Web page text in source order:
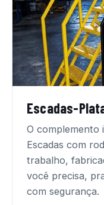
Escadas-
O complemento
Escadas com
trabalho,
você precisa,
com segurança.